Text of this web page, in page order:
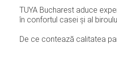
TUYA Bucharest aduce
în confortul casei și al
De ce contează calitatea